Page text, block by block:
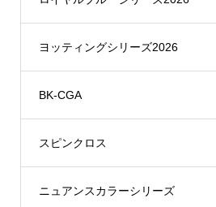
ヨッティングシリーズ2026
BK-CGA
スピンクロス
ニュアンスカラーシリーズ